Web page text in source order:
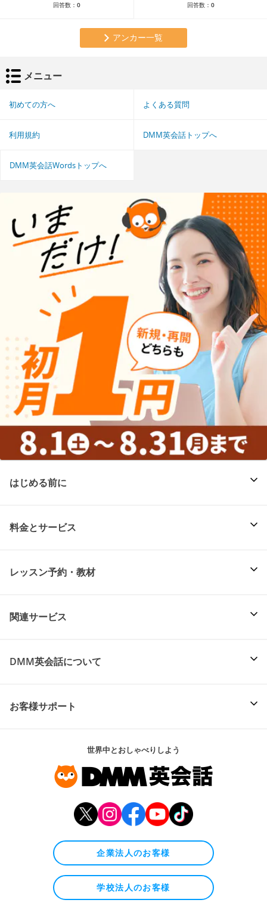
回答数： 0 回答数： 0
アンカー一覧
メニュー
初めての方へ よくある質問
利用規約 DMM英会話トップへ
DMM英会話Wordsトップへ
はじめる前に
料金とサービス
レッスン予約・教材
関連サービス
DMM英会話について
お客様サポート
世界中とおしゃべりしよう
企業法人のお客様
学校法人のお客様